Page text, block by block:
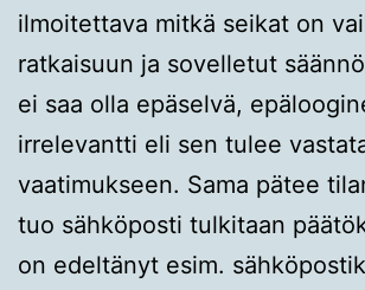
ilmoitettava mitkä seikat on
ratkaisuun ja sovelletut
ei saa olla epäselvä,
irrelevantti eli sen tulee
vaatimukseen. Sama pätee
tuo sähköposti tulkitaan
on edeltänyt esim.